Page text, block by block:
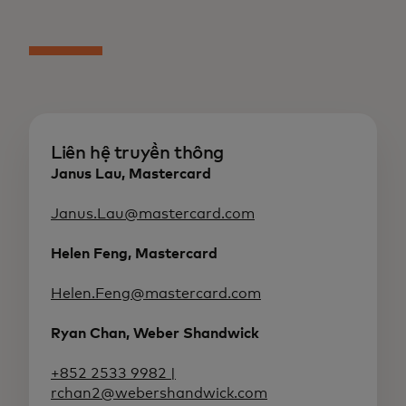
Liên hệ truyền thông
Janus Lau, Mastercard
Janus.Lau@mastercard.com
Helen Feng, Mastercard
Helen.Feng@mastercard.com
Ryan Chan, Weber Shandwick
+852 2533 9982 |
rchan2@webershandwick.com